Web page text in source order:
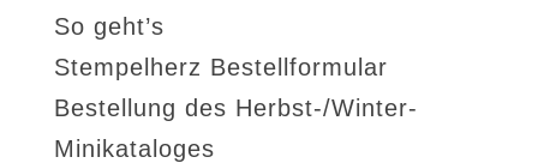
So geht’s
Stempelherz Bestellformular
Bestellung des Herbst-/Winter-
Minikataloges